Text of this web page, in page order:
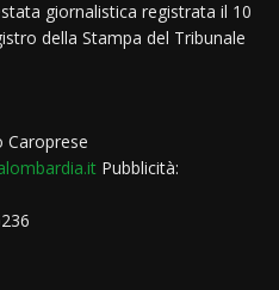
giornalistica registrata il 10
della Stampa del Tribunale
Caroprese
Pubblicità: